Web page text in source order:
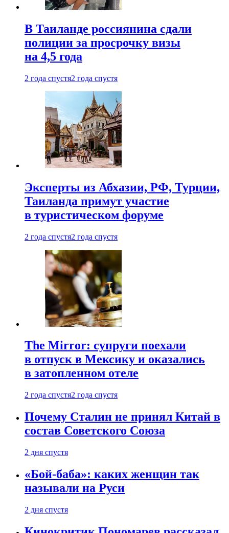
В Таиланде россиянина сдали
полиции за просрочку визы
на 4,5 года
2 года спустя2 года спустя
Эксперты из Абхазии, РФ, Турции,
Таиланда примут участие
в туристическом форуме
2 года спустя2 года спустя
The Mirror: супруги поехали
в отпуск в Мексику и оказались
в затопленном отеле
2 года спустя2 года спустя
Почему Сталин не принял Китай в
состав Советского Союза
2 дня спустя
«Бой-баба»: каких женщин так
называли на Руси
2 дня спустя